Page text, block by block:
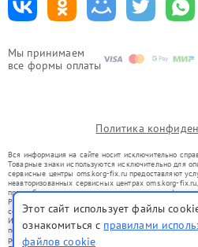
Мы принимаем
все формы оплаты
Политика
Вся информация на сайте носит исключительно
Товарные знаки используются исключительно для
сервисные центры oms.korg-fix.ru предоставляют
неавторизованных сервисных центрах oms.korg-
правообладателями товарных знаков или их
Ремонт осуществляется для устройств, уже
со статьей 1487 ГК РФ.
Использование товарных знаков не преследует
потребителей в заблуждение, а служит для
ремонту техники указанных брендов.
Этот сайт использует файлы
ознакомиться с правилами
файлов cookie